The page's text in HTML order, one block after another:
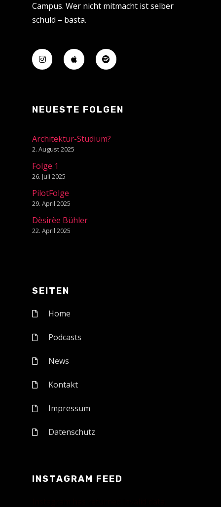
Campus. Wer nicht mitmacht ist selber
schuld – basta.
NEUESTE FOLGEN
Architektur-Studium?
2. August 2025
Folge 1
26. Juli 2025
PilotFolge
29. April 2025
Dèsirèe Bühler
22. April 2025
SEITEN
Home
Podcasts
News
Kontakt
Impressum
Datenschutz
INSTAGRAM FEED